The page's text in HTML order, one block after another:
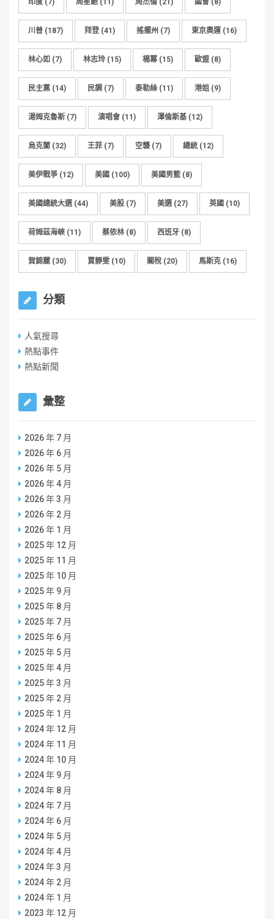
印度 (7) 周星馳 (11) 周杰倫 (21) 國會 (8)
川普 (187) 拜登 (41) 搖擺州 (7) 東京奧運(16)
林心如 (7) 林志玲 (15) 楊冪 (15) 歐盟 (8)
民主黨 (14) 民調 (7) 泰勒絲 (11) 港姐 (9)
湯姆克魯斯 (7) 演唱會 (11) 澤倫斯基 (12)
烏克蘭 (32) 王菲 (7) 空襲 (7) 總統 (12)
美伊戰爭 (12) 美國 (100) 美國男籃 (8)
美國總統大選(44) 美股 (7) 美選(27) 英國 (10)
荷姆茲海峽 (11) 蔡依林 (8) 西班牙 (8)
賀錦麗 (30) 賈靜雯 (10) 關稅 (20) 馬斯克 (16)
分類
人氣搜尋
熱點事件
熱點新聞
彙整
2026 年 7 月
2026 年 6 月
2026 年 5 月
2026 年 4 月
2026 年 3 月
2026 年 2 月
2026 年 1 月
2025 年 12 月
2025 年 11 月
2025 年 10 月
2025 年 9 月
2025 年 8 月
2025 年 7 月
2025 年 6 月
2025 年 5 月
2025 年 4 月
2025 年 3 月
2025 年 2 月
2025 年 1 月
2024 年 12 月
2024 年 11 月
2024 年 10 月
2024 年 9 月
2024 年 8 月
2024 年 7 月
2024 年 6 月
2024 年 5 月
2024 年 4 月
2024 年 3 月
2024 年 2 月
2024 年 1 月
2023 年 12 月